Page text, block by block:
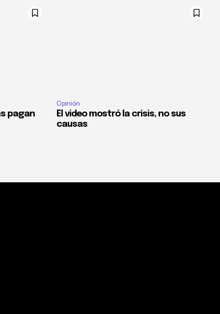
pagan
Opinión
El video mostró la crisis, no sus
causas